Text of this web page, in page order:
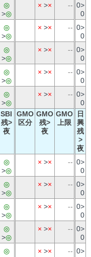
◎
>◎
× >× -- 0>
0
◎
>◎
× >× -- 0>
0
◎
>◎
× >× -- 0>
0
◎
>◎
× >× -- 0>
0
◎
>◎
× >× -- 0>
0
SBI
残>
夜
GMO
区分
GMO
残>
夜
GMO
上限
日
興
残
>
夜
◎
>◎
× >× -- 0>
0
◎
>◎
× >× -- 0>
0
◎
>◎
× >× -- 0>
0
◎
>◎
× >× -- 0>
0
◎
× >× -- 0>